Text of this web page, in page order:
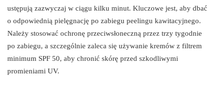
ustępują zazwyczaj w ciągu kilku minut. Kluczowe jest, aby dbać
o odpowiednią pielęgnację po zabiegu peelingu kawitacyjnego.
Należy stosować ochronę przeciwsłoneczną przez trzy tygodnie
po zabiegu, a szczególnie zaleca się używanie kremów z filtrem
minimum SPF 50, aby chronić skórę przed szkodliwymi
promieniami UV.